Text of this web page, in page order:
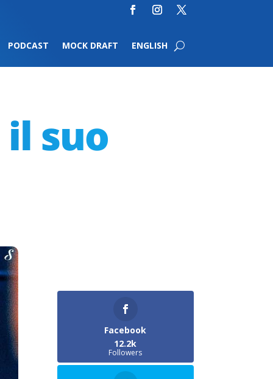
PODCAST MOCK DRAFT ENGLISH
suo
Facebook
12.2k
Followers